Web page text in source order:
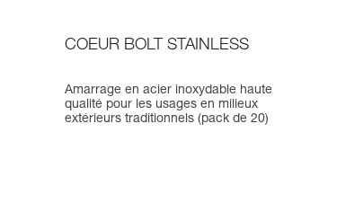
COEUR BOLT STAINLESS
Amarrage en acier inoxydable haute
qualité pour les usages en milieux
extérieurs traditionnels (pack de 20)